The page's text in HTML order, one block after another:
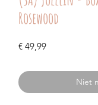
Rosewood
€ 49,99Prijs
Niet